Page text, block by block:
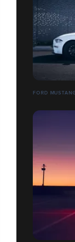
FORD